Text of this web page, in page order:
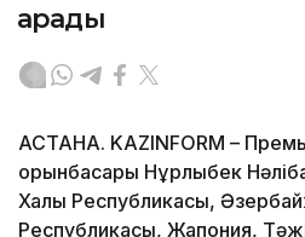
қарады
АСТАНА. KAZINFORM –
орынбасары Нұрлыбек
Халық Республикасы,
Республикасы, Жапония,